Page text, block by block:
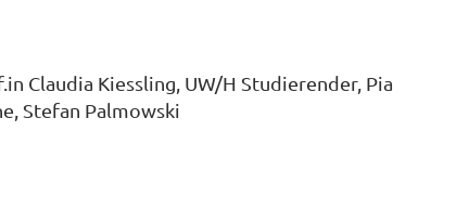
Claudia Kiessling, UW/H Studierender, Pia
Stefan Palmowski